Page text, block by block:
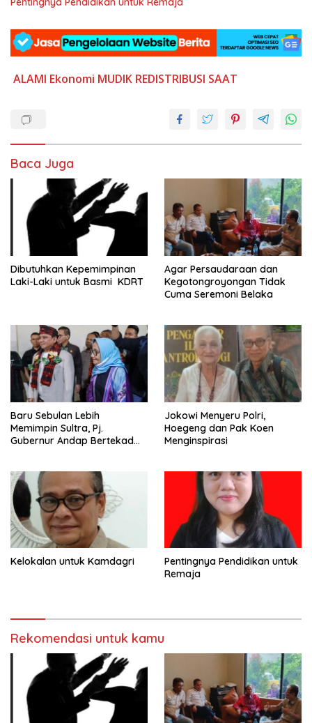
ALAMI Ekonomi MUDIK REDISTRIBUSI SAAT
Baca Juga
Dibutuhkan Kepemimpinan
Laki-Laki untuk Basmi KDRT
Agar Persaudaraan dan
Kegotongroyongan Tidak
Cuma Seremoni Belaka
Baru Sebulan Lebih
Memimpin Sultra, Pj.
Gubernur Andap Bertekad
Tenggara
Jokowi Menyeru Polri,
Hoegeng dan Pak Koen
Menginspirasi
Kelokalan untuk Kamdagri
Pentingnya Pendidikan untuk
Remaja
Rekomendasi untuk kamu